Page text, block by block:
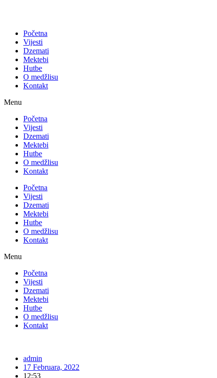
Početna
Vijesti
Dzemati
Mektebi
Hutbe
O medžlisu
Kontakt
Menu
Početna
Vijesti
Dzemati
Mektebi
Hutbe
O medžlisu
Kontakt
Početna
Vijesti
Dzemati
Mektebi
Hutbe
O medžlisu
Kontakt
Menu
Početna
Vijesti
Dzemati
Mektebi
Hutbe
O medžlisu
Kontakt
admin
17 Februara, 2022
12:53